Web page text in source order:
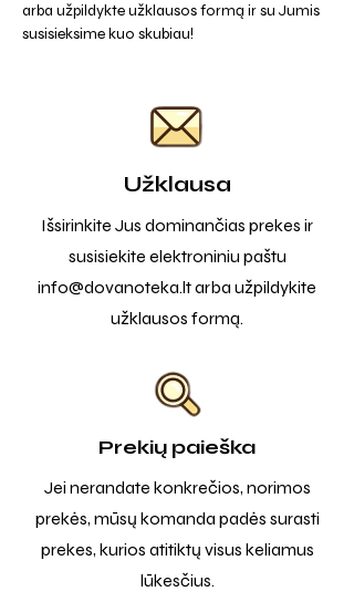
arba užpildykte užklausos formą ir su Jumis
susisieksime kuo skubiau!
Užklausa
Išsirinkite Jus dominančias prekes ir
susisiekite elektroniniu paštu
info@dovanoteka.ltarba užpildykite
užklausos formą.
Prekių paieška
Jei nerandate konkrečios, norimos
prekės, mūsų komanda padės surasti
prekes, kurios atitiktų visus keliamus
lūkesčius.